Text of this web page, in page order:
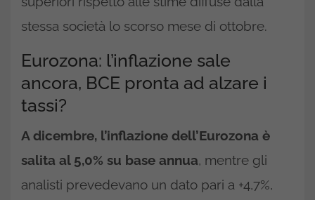
stessa società lo scorso mese di ottobre.
Eurozona: l’inflazione sale
ancora, BCE pronta ad alzare i
tassi?
A dicembre, l’inflazione dell’Eurozona è
salita al 5,0% su base annua, mentre gli
analisti prevedevano un dato pari a +4,7%,